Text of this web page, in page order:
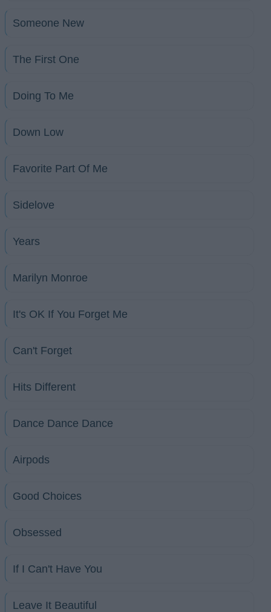
Someone New
The First One
Doing To Me
Down Low
Favorite Part Of Me
Sidelove
Years
Marilyn Monroe
It's OK If You Forget Me
Can't Forget
Hits Different
Dance Dance Dance
Airpods
Good Choices
Obsessed
If I Can't Have You
Leave It Beautiful